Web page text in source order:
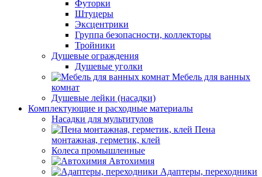
Футорки
Штуцеры
Эксцентрики
Группа безопасности, коллекторы
Тройники
Душевые ограждения
Душевые уголки
Мебель для ванных
комнат
Душевые лейки (насадки)
Комплектующие и расходные материалы
Насадки для мультитулов
Пена
монтажная, герметик, клей
Колеса промышленные
Автохимия
Адаптеры, переходники